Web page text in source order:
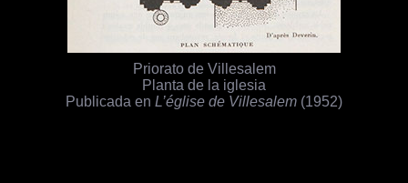
Priorato de Villesalem
Planta de la iglesia
Publicada en L’église de Villesalem (1952)